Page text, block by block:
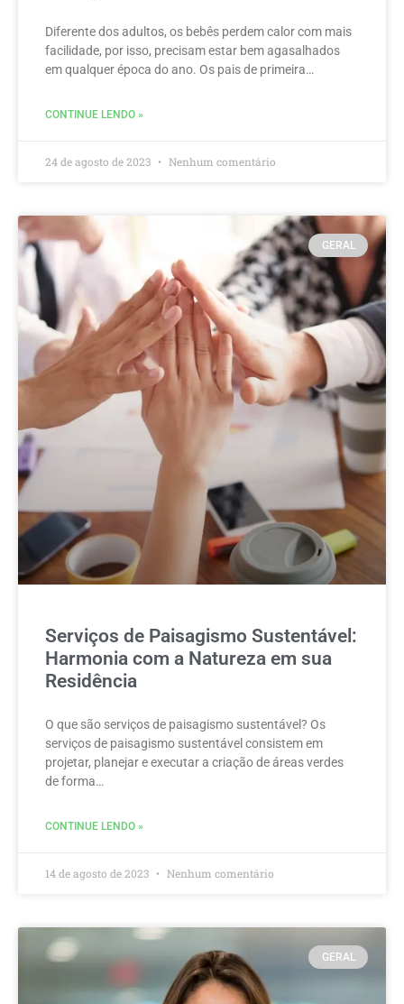
Diferente dos adultos, os bebês perdem calor com mais
facilidade, por isso, precisam estar bem agasalhados
em qualquer época do ano. Os pais de primeira…
CONTINUE LENDO »
24 de agosto de 2023 Nenhum comentário
GERAL
Serviços de Paisagismo Sustentável:
Harmonia com a Natureza em sua
Residência
O que são serviços de paisagismo sustentável? Os
serviços de paisagismo sustentável consistem em
projetar, planejar e executar a criação de áreas verdes
de forma…
CONTINUE LENDO »
14 de agosto de 2023 Nenhum comentário
GERAL